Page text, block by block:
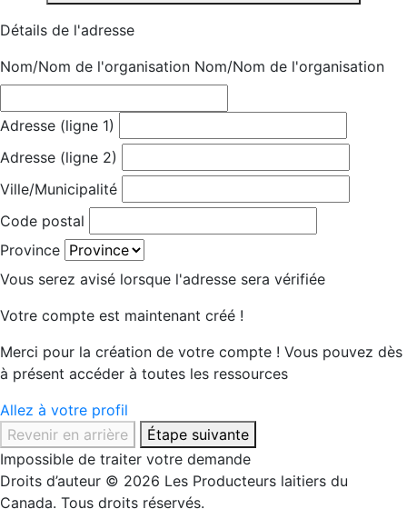
Détails de l'adresse
Nom/Nom de l'organisation Nom/Nom de l'organisation
Adresse (ligne 1)
Adresse (ligne 2)
Ville/Municipalité
Code postal
Province
Vous serez avisé lorsque l'adresse sera vérifiée
Votre compte est maintenant créé !
Merci pour la création de votre compte ! Vous pouvez dès
à présent accéder à toutes les ressources
Allez à votre profil
Revenir en arrière
Étape suivante
Impossible de traiter votre demande
Droits d’auteur © 2026 Les Producteurs laitiers du
Canada. Tous droits réservés.